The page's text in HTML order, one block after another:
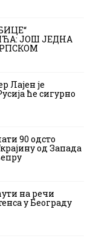
ЈОШ ЈЕДНА
Лајен је
ће сигурно
90 одсто
од Запада
на речи
у Београду